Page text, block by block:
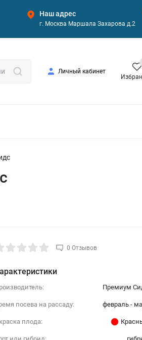
Наш адрес
г. Москва Маршала Захарова д.2
Личный кабинет
0 Отзывов
Премиум
посева на рассаду: февраль -
плода: